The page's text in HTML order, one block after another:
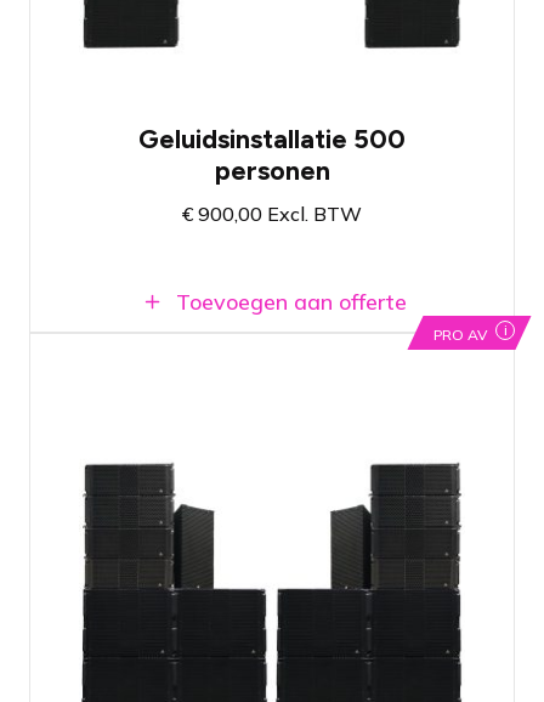
Professioneel systeem met zuivere
weergave van geluid en krachtige
Geluidsinstallatie 500
personen
€ 900,00 Excl. BTW
Toevoegen aan offerte
PRO AV i
Pro user geluidssysteem met acht dubbel
10" line array cabines, twee dubbel 10"
topspeakers en acht krachtige 19"
subwoofers
Ingebouwde versterkers, kabels
inbegrepen
Professioneel systeem met zuivere